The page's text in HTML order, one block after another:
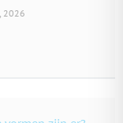
2026